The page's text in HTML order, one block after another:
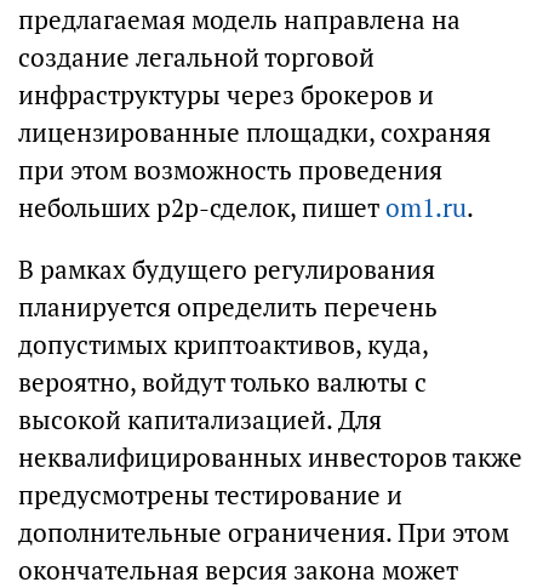
предлагаемая модель направлена на
создание легальной торговой
инфраструктуры через брокеров и
лицензированные площадки, сохраняя
при этом возможность проведения
небольших p2p-сделок, пишетom1.ru.
В рамках будущего регулирования
планируется определить перечень
допустимых криптоактивов, куда,
вероятно, войдут только валюты с
высокой капитализацией. Для
неквалифицированных инвесторов также
предусмотрены тестирование и
дополнительные ограничения. При этом
окончательная версия закона может